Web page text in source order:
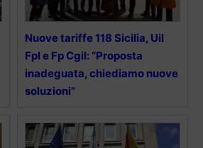
Nuove tariffe 118 Sicilia, Uil
Fpl e Fp Cgil: “Proposta
inadeguata, chiediamo nuove
soluzioni”